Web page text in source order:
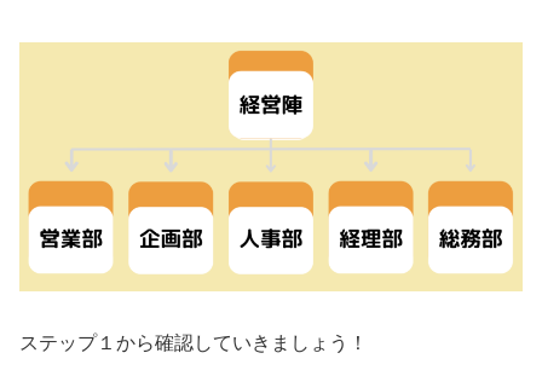
ステップ１から確認していきましょう！